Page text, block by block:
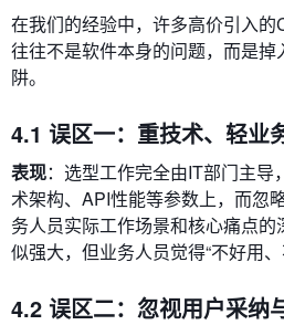
在我们的经验中，许多高价引入的
往往不是软件本身的问题，而是掉
阱。
4.1 误区一：重技术、轻业
表现：选型工作完全由IT部门主导
术架构、API性能等参数上，而忽
务人员实际工作场景和核心痛点
似强大，但业务人员觉得“不好用、
4.2 误区二：忽视用户采纳